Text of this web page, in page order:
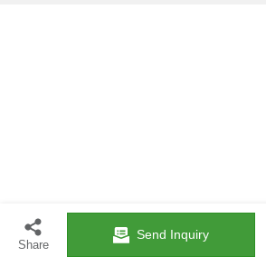
Share
Send Inquiry